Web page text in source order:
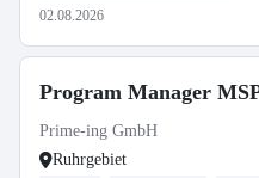
02.08.2026
Program Manager
Prime-ing GmbH
Ruhrgebiet